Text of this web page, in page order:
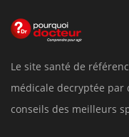
Le site santé de
médicale decryptée par
conseils des meilleurs